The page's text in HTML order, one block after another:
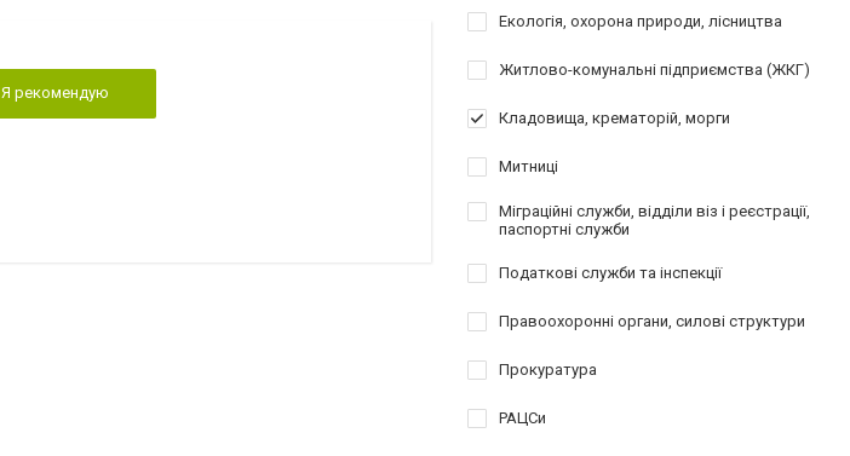
Я рекомендую
Екологія, охорона природи, лісництва
Житлово-комунальні підприємства (ЖКГ)
Кладовища, крематорій, морги
Митниці
Міграційні служби, відділи віз і реєстрації,
паспортні служби
Податкові служби та інспекції
Правоохоронні органи, силові структури
Прокуратура
РАЦСи